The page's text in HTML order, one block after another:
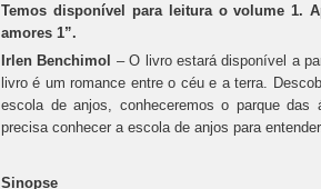
Temos disponível para leitura o volume 1.
amores 1”.
Irlen Benchimol – O livro estará disponível a
livro é um romance entre o céu e a terra.
escola de anjos, conheceremos o parque das
precisa conhecer a escola de anjos para
Sinopse